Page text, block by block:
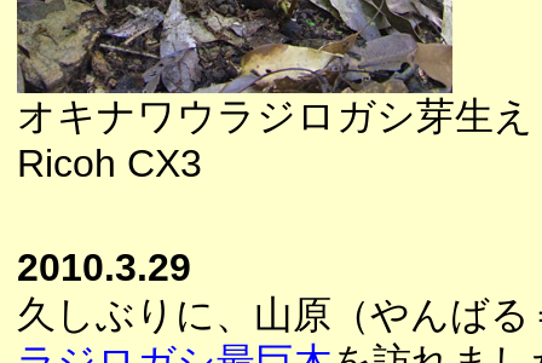
オキナワウラジロガシ芽生え
Ricoh CX3
2010.3.29
久しぶりに、山原（やんば